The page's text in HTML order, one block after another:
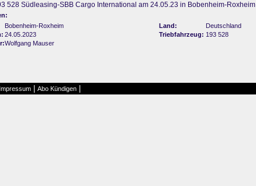
528 Südleasing-SBB Cargo International am 24.05.23 in Bobenheim-Roxheim
Bobenheim-Roxheim Land:
Deutschland
24.05.2023 Triebfahrzeug: 193 528
Wolfgang Mauser
Impressum Abo Kündigen